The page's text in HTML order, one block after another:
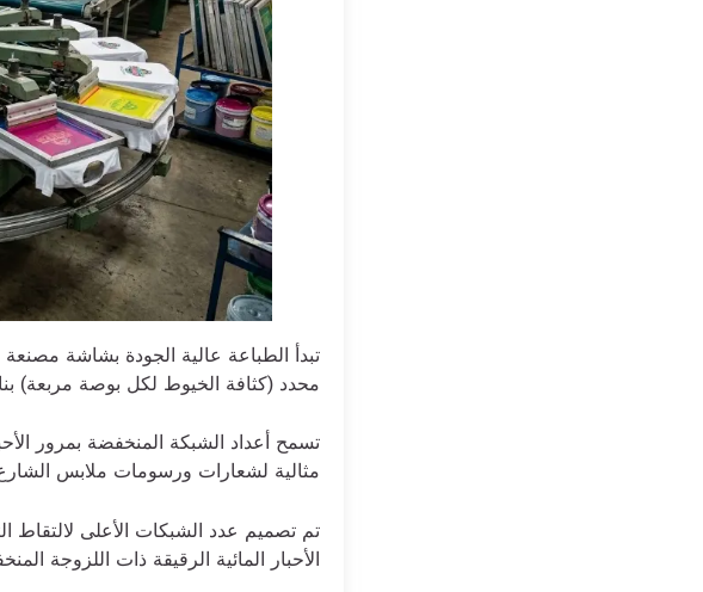
تبدأ الطباعة عالية الجودة بشاشة
محدد (كثافة الخيوط لكل بوصة مربعة)
تسمح أعداد الشبكة المنخفضة بمرور
مثالية لشعارات ورسومات ملابس الشارع
تم تصميم عدد الشبكات الأعلى لالتقاط
الأحبار المائية الرقيقة ذات اللزوجة